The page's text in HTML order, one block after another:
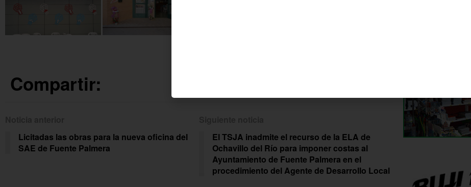
Compartir:
Licitadas las obras para la nueva oficina del
SAE de Fuente Palmera
El TSJA inadmite el recurso de la ELA de
Ochavillo del Río para imponer costas al
Ayuntamiento de Fuente Palmera en el
procedimiento del Agente de Desarrollo Local